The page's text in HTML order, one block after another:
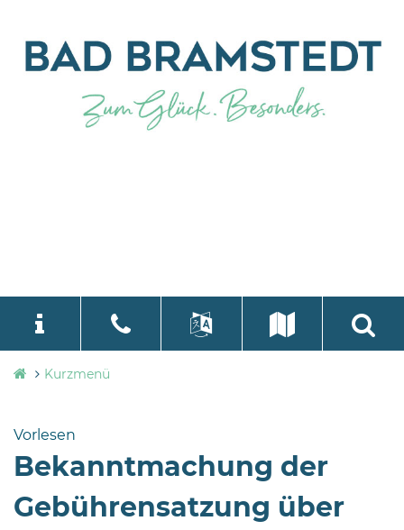
Stadtverwaltung
Bramstedt
Bleeck 15-
24576 Bad
Bramstedt
language
Kurzmenü
Vorlesen
Bekanntmachung der
Gebührensatzung über